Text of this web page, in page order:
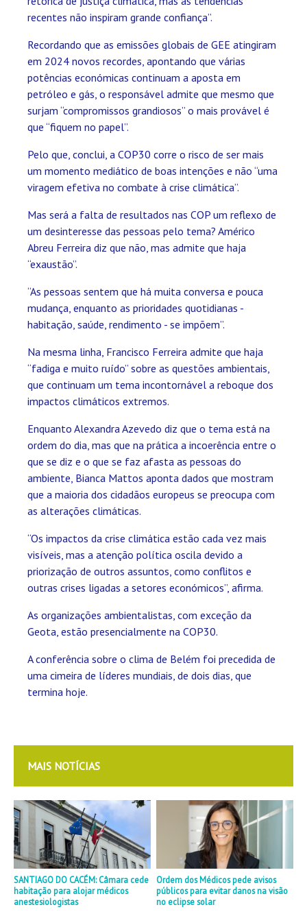
recentes não inspiram grande confiança”.
Recordando que as emissões globais de GEE atingiram
em 2024 novos recordes, apontando que várias
potências económicas continuam a aposta em
petróleo e gás, o responsável admite que mesmo que
surjam “compromissos grandiosos” o mais provável é
que “fiquem no papel”.
Pelo que, conclui, a COP30 corre o risco de ser mais
um momento mediático de boas intenções e não “uma
viragem efetiva no combate à crise climática”.
Mas será a falta de resultados nas COP um reflexo de
um desinteresse das pessoas pelo tema? Américo
Abreu Ferreira diz que não, mas admite que haja
“exaustão”.
“As pessoas sentem que há muita conversa e pouca
mudança, enquanto as prioridades quotidianas -
habitação, saúde, rendimento - se impõem”.
Na mesma linha, Francisco Ferreira admite que haja
“fadiga e muito ruído” sobre as questões ambientais,
que continuam um tema incontornável a reboque dos
impactos climáticos extremos.
Enquanto Alexandra Azevedo diz que o tema está na
ordem do dia, mas que na prática a incoerência entre o
que se diz e o que se faz afasta as pessoas do
ambiente, Bianca Mattos aponta dados que mostram
que a maioria dos cidadãos europeus se preocupa com
as alterações climáticas.
“Os impactos da crise climática estão cada vez mais
visíveis, mas a atenção política oscila devido a
priorização de outros assuntos, como conflitos e
outras crises ligadas a setores económicos”, afirma.
As organizações ambientalistas, com exceção da
Geota, estão presencialmente na COP30.
A conferência sobre o clima de Belém foi precedida de
uma cimeira de líderes mundiais, de dois dias, que
termina hoje.
MAIS NOTÍCIAS
SANTIAGO DO CACÉM: Câmara cede
habitação para alojar médicos
anestesiologistas
Ordem dos Médicos pede avisos
públicos para evitar danos na visão
no eclipse solar